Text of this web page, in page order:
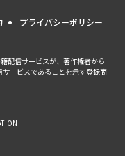
プライバシーポリシー
配信サービスが、著作権者から
ービスであることを示す登録商